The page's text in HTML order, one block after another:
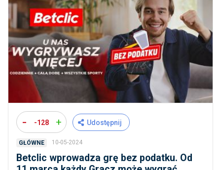
- -128 + Udostępnij
GŁÓWNE 10-05-2024
Betclic wprowadza grę bez podatku. Od